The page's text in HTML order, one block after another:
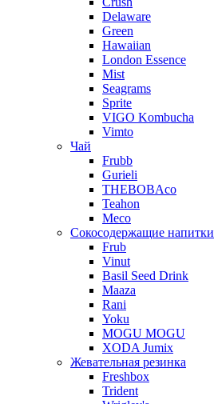
Delaware
Green
Hawaiian
London Essence
Mist
Seagrams
Sprite
VIGO Kombucha
Vimto
Чай
Frubb
Gurieli
THEBOBAco
Teahon
Meco
Сокосодержащие напитки
Frub
Vinut
Basil Seed Drink
Maaza
Rani
Yoku
MOGU MOGU
XODA Jumix
Жевательная резинка
Freshbox
Trident